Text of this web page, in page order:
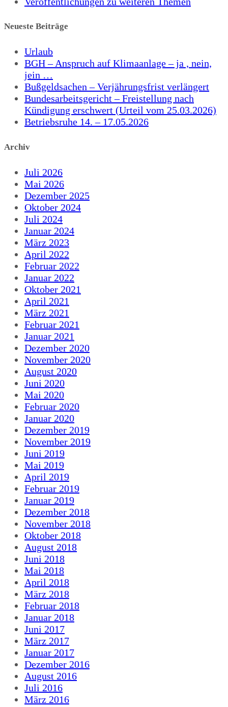
Neueste Beiträge
Urlaub
BGH – Anspruch auf Klimaanlage – ja , nein,
jein …
Bußgeldsachen – Verjährungsfrist verlängert
Bundesarbeitsgericht – Freistellung nach
Kündigung erschwert (Urteil vom 25.03.2026)
Betriebsruhe 14. – 17.05.2026
Archiv
Juli 2026
Mai 2026
Dezember 2025
Oktober 2024
Juli 2024
Januar 2024
März 2023
April 2022
Februar 2022
Januar 2022
Oktober 2021
April 2021
März 2021
Februar 2021
Januar 2021
Dezember 2020
November 2020
August 2020
Juni 2020
Mai 2020
Februar 2020
Januar 2020
Dezember 2019
November 2019
Juni 2019
Mai 2019
April 2019
Februar 2019
Januar 2019
Dezember 2018
November 2018
Oktober 2018
August 2018
Juni 2018
Mai 2018
April 2018
März 2018
Februar 2018
Januar 2018
Juni 2017
März 2017
Januar 2017
Dezember 2016
August 2016
Juli 2016
März 2016